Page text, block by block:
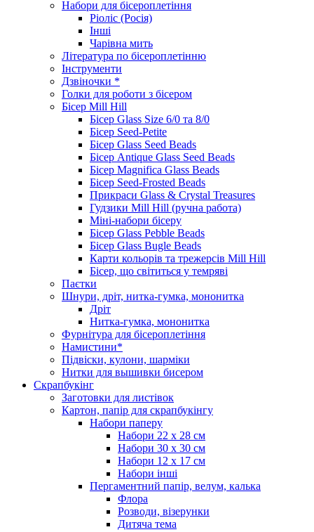
Набори для бісероплетіння
Ріоліс (Росія)
Інші
Чарівна мить
Література по бісероплетінню
Інструменти
Дзвіночки *
Голки для роботи з бісером
Бісер Mill Hill
Бісер Glass Size 6/0 та 8/0
Бісер Seed-Petite
Бісер Glass Seed Beads
Бісер Antique Glass Seed Beads
Бісер Magnifica Glass Beads
Бісер Seed-Frosted Beads
Прикраси Glass & Crystal Treasures
Гудзики Mill Hill (ручна работа)
Міні-набори бісеру
Бісер Glass Pebble Beads
Бісер Glass Bugle Beads
Карти кольорів та трежерсів Mill Hill
Бісер, що світиться у темряві
Паєтки
Шнури, дріт, нитка-гумка, мононитка
Дріт
Нитка-гумка, мононитка
Фурнітура для бісероплетіння
Намистини*
Підвіски, кулони, шарміки
Нитки для вышивки бисером
Скрапбукінг
Заготовки для листівок
Картон, папір для скрапбукінгу
Набори паперу
Набори 22 х 28 см
Набори 30 х 30 см
Набори 12 х 17 см
Набори інші
Пергаментний папір, велум, калька
Флора
Розводи, візерунки
Дитяча тема